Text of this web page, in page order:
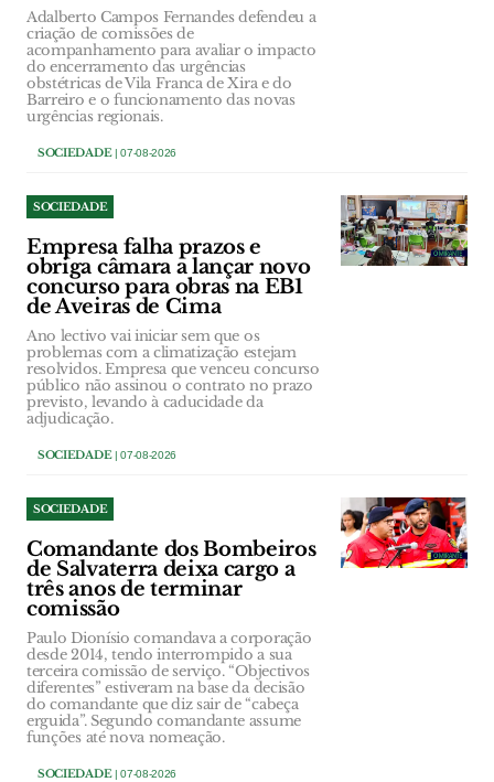
Adalberto Campos Fernandes defendeu a
criação de comissões de
acompanhamento para avaliar o impacto
do encerramento das urgências
obstétricas de Vila Franca de Xira e do
Barreiro e o funcionamento das novas
urgências regionais.
SOCIEDADE| 07-08-2026
SOCIEDADE
Empresa falha prazos e
obriga câmara a lançar novo
concurso para obras na EB1
de Aveiras de Cima
Ano lectivo vai iniciar sem que os
problemas com a climatização estejam
resolvidos. Empresa que venceu concurso
público não assinou o contrato no prazo
previsto, levando à caducidade da
adjudicação.
SOCIEDADE| 07-08-2026
SOCIEDADE
Comandante dos Bombeiros
de Salvaterra deixa cargo a
três anos de terminar
comissão
Paulo Dionísio comandava a corporação
desde 2014, tendo interrompido a sua
terceira comissão de serviço. “Objectivos
diferentes” estiveram na base da decisão
do comandante que diz sair de “cabeça
erguida”. Segundo comandante assume
funções até nova nomeação.
SOCIEDADE| 07-08-2026